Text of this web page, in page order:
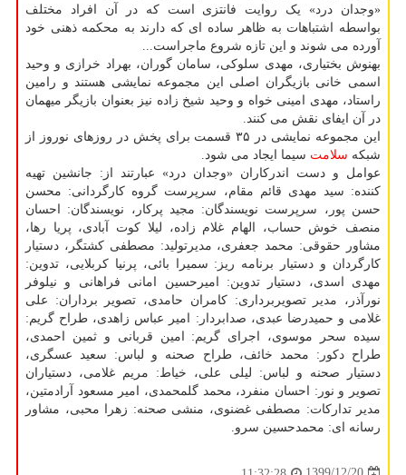
«وجدان درد» یک روایت فانتزی است که در آن افراد مختلف
بواسطه اشتباهات به ظاهر ساده ای که دارند به محکمه ذهنی خود
آورده می شوند و این تازه شروع ماجراست...
بهنوش بختیاری، مهدی سلوکی، سامان گوران، بهراد خرازی و وحید
اسمی خانی بازیگران اصلی این مجموعه نمایشی هستند و رامین
راستاد، مهدی امینی خواه و وحید شیخ زاده نیز بعنوان بازیگر میهمان
در آن ایفای نقش می کنند.
این مجموعه نمایشی در ۳۵ قسمت برای پخش در روزهای نوروز از
شبکه سلامت سیما ایجاد می شود.
عوامل و دست اندرکاران «وجدان درد» عبارتند از: جانشین تهیه
کننده: سید مهدی قائم مقام، سرپرست گروه کارگردانی: محسن
حسن پور، سرپرست نویسندگان: مجید پرکار، نویسندگان: احسان
منصف خوش حساب، الهام غلام زاده، لیلا کوت آبادی، پریا رها،
مشاور حقوقی: محمد جعفری، مدیرتولید: مصطفی کشتگر، دستیار
کارگردان و دستیار برنامه ریز: سمیرا بائی، پرنیا کربلایی، تدوین:
مهدی اسدی، دستیار تدوین: امیرحسین امانی فراهانی و نیلوفر
نورآذر، مدیر تصویربرداری: کامران حامدی، تصویر برداران: علی
غلامی و حمیدرضا عبدی، صدابردار: امیر عباس زاهدی، طراح گریم:
سیده سحر موسوی، اجرای گریم: امین قربانی و ثمین احمدی،
طراح دکور: محمد خائف، طراح صحنه و لباس: سعید عسگری،
دستیار صحنه و لباس: لیلی علی، خیاط: مریم غلامی، دستیاران
تصویر و نور: احسان منفرد، محمد گلمحمدی، امیر مسعود آرادمتین،
مدیر تدارکات: مصطفی غضنوی، منشی صحنه: زهرا محبی، مشاور
رسانه ای: محمدحسین سرو.